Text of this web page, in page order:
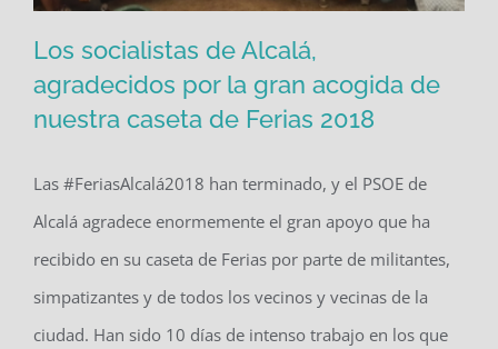
por la gran acogida de nuestra caseta
de Ferias 2018
Los socialistas de Alcalá,
agradecidos por la gran acogida de
nuestra caseta de Ferias 2018
Las #FeriasAlcalá2018 han terminado, y el PSOE de
Alcalá agradece enormemente el gran apoyo que ha
recibido en su caseta de Ferias por parte de militantes,
simpatizantes y de todos los vecinos y vecinas de la
ciudad. Han sido 10 días de intenso trabajo en los que